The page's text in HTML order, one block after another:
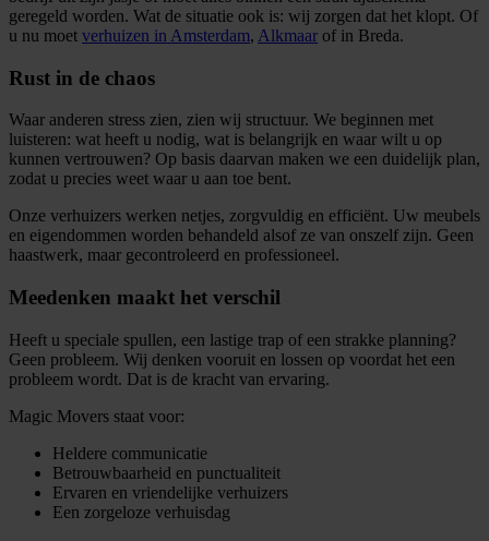
geregeld worden. Wat de situatie ook is: wij zorgen dat het klopt. Of
u nu moet verhuizen in Amsterdam, Alkmaar of in Breda.
Rust in de chaos
Waar anderen stress zien, zien wij structuur. We beginnen met
luisteren: wat heeft u nodig, wat is belangrijk en waar wilt u op
kunnen vertrouwen? Op basis daarvan maken we een duidelijk plan,
zodat u precies weet waar u aan toe bent.
Onze verhuizers werken netjes, zorgvuldig en efficiënt. Uw meubels
en eigendommen worden behandeld alsof ze van onszelf zijn. Geen
haastwerk, maar gecontroleerd en professioneel.
Meedenken maakt het verschil
Heeft u speciale spullen, een lastige trap of een strakke planning?
Geen probleem. Wij denken vooruit en lossen op voordat het een
probleem wordt. Dat is de kracht van ervaring.
Magic Movers staat voor:
Heldere communicatie
Betrouwbaarheid en punctualiteit
Ervaren en vriendelijke verhuizers
Een zorgeloze verhuisdag